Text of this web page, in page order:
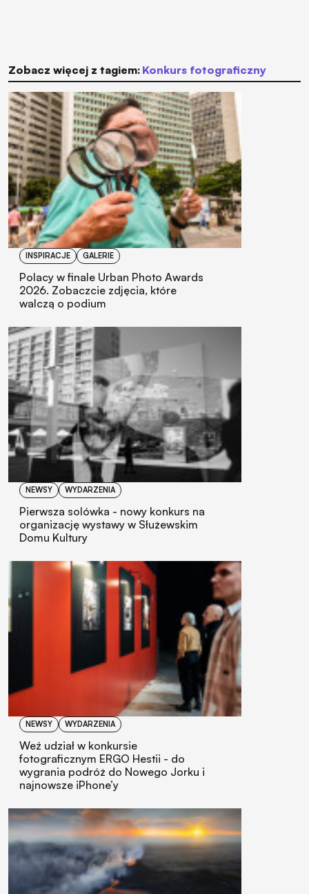
Zobacz więcej z tagiem: konkurs fotograficzny
INSPIRACJE GALERIE
Polacy w finale Urban Photo Awards
2026. Zobaczcie zdjęcia, które
walczą o podium
NEWSY WYDARZENIA
Pierwsza solówka - nowy konkurs na
organizację wystawy w Służewskim
Domu Kultury
NEWSY WYDARZENIA
Weź udział w konkursie
fotograficznym ERGO Hestii - do
wygrania podróż do Nowego Jorku i
najnowsze iPhone’y